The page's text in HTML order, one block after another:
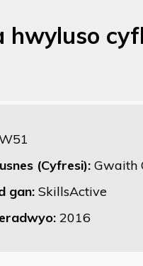
hwyluso
(Cyfresi): Gwaith
gan: SkillsActive
2016